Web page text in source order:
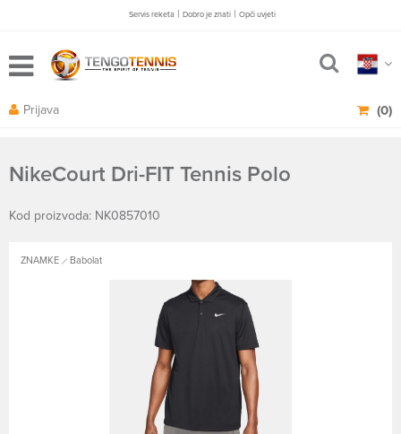
Servis reketa | Dobro je znati | Opči uvjeti
(0)
Prijava
NikeCourt Dri-FIT Tennis Polo
Kod proizvoda: NK0857010
ZNAMKE Babolat